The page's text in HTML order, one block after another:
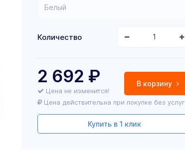
Белый
Количество
В корзину
2 692 ₽
Цена не изменится!
Цена действительна при покупке без услуг
Купить в 1 клик